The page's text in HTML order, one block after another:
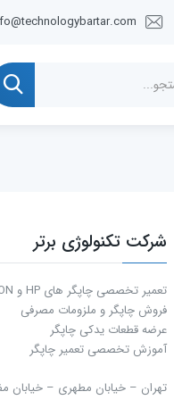
شرکت تکنولوژی برتر
تعمیر تخصصی چاپگر های HP و EPSON
فروش چاپگر و ملزومات مصرفی
عرضه قطعات یدکی چاپگر
آموزش تخصصی تعمیر چاپگر
تهران – خیابان مطهری – خیابان